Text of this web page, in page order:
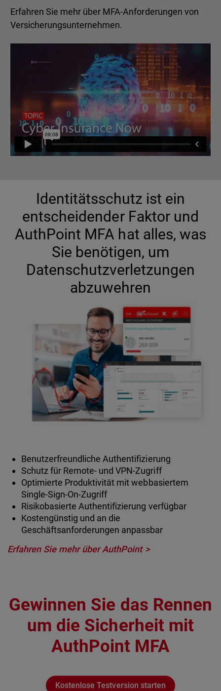
Erfahren Sie mehr über MFA-Anforderungen von
Versicherungsunternehmen.
Identitätsschutz ist ein
entscheidender Faktor und
AuthPoint MFA hat alles, was
Sie benötigen, um
Datenschutzverletzungen
abzuwehren
Benutzerfreundliche Authentifizierung
Schutz für Remote- und VPN-Zugriff
Optimierte Produktivität mit webbasiertem
Single-Sign-On-Zugriff
Risikobasierte Authentifizierung verfügbar
Kostengünstig und an die
Geschäftsanforderungen anpassbar
Erfahren Sie mehr über AuthPoint >
Gewinnen Sie das Rennen
um die Sicherheit mit
AuthPoint MFA
Kostenlose Testversion starten